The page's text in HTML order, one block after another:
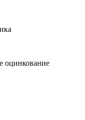
оцинкование